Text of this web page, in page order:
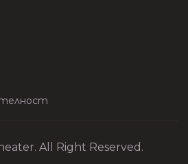
All Right Reserved.